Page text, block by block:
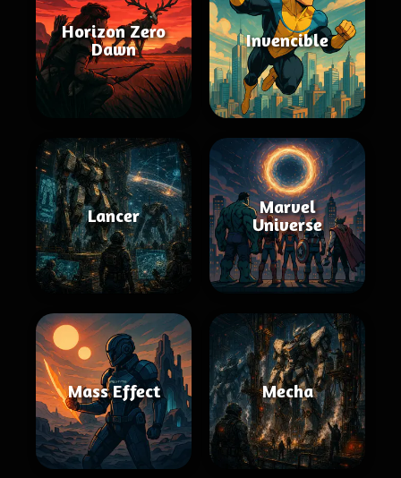
Horizon Zero
Dawn
Invencible
Lancer
Marvel
Universe
Mass Effect Mecha